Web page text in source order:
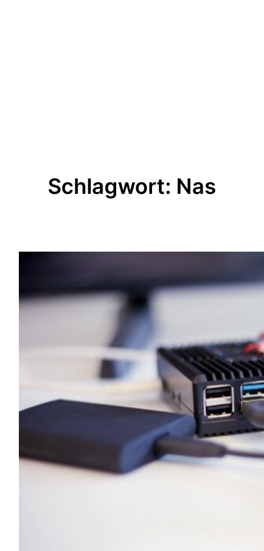
Schlagwort: Nas